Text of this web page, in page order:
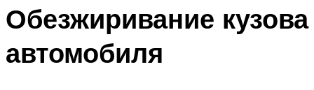
Обезжиривание кузова
автомобиля